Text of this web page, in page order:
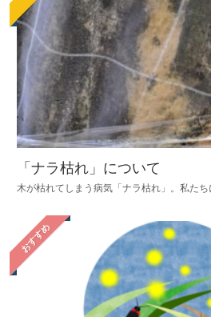
「ナラ枯れ」について
木が枯れてしまう病気「ナラ枯れ」。私たち
おすすめ